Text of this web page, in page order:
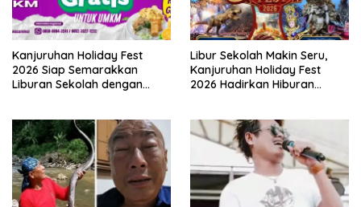
Kanjuruhan Holiday Fest
2026 Siap Semarakkan
Liburan Sekolah dengan
Libur Sekolah Makin Seru,
Kanjuruhan Holiday Fest
2026 Hadirkan Hiburan